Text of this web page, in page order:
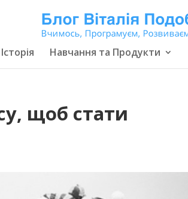
Навчання та Продукти
щоб стати